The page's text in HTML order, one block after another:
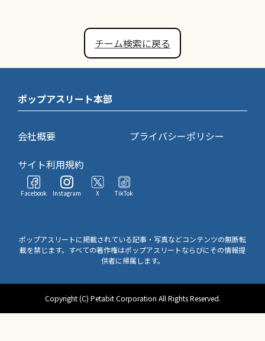
チーム検索に戻る
ポップアスリート本部
会社概要
プライバシーポリシー
サイト利用規約
Facebook Instagram X TikTok
ポップアスリートに掲載されている記事・写真などコンテンツの無断転
載を禁じます。すべての著作権はポップアスリートならびにその情報提
供者に帰属します。
Copyright (C) Petabit Corporation All Rights Reserved.